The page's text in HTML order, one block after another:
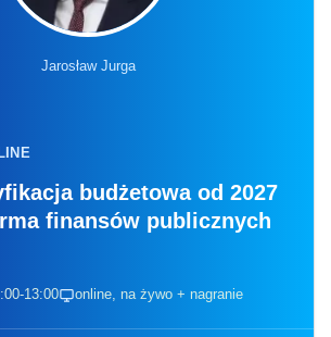
Jarosław Jurga
budżetowa od 2027
finansów publicznych
13:00 online, na żywo + nagranie